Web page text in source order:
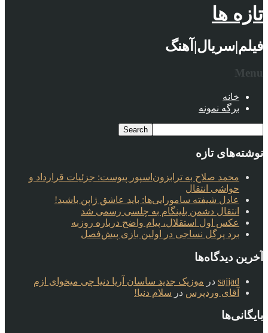
تازه ها
فیلم|سریال|آهنگ
Menu
خانه
برگه نمونه
نوشته‌های تازه
محمد صلاح به ترابزون‌اسپور پیوست: جزئیات قرارداد و
حواشی انتقال
عادل شیفته سامورایی‌ها: باید عاشق ژاپن باشید!
انتقال دشمن بلینگام به چلسی رسمی شد
عکس اول استقلال، پیام واضح درباره روزبه
برد پرگل نساجی در اولین بازی پیش‌فصل
آخرین دیدگاه‌ها
sajjad در موزیک جدید ساسان آریا دنیا چی میخوای ازم
آقای وردپرس در سلام دنیا!
بایگانی‌ها